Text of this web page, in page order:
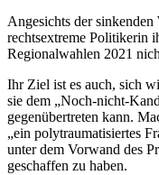
Angesichts der
rechtsextreme Politikerin
Regionalwahlen 2021
Ihr Ziel ist es auch, sich
sie dem „Noch-nicht-
gegenübertreten kann.
„ein polytraumatisiertes
unter dem Vorwand des
geschaffen zu haben.